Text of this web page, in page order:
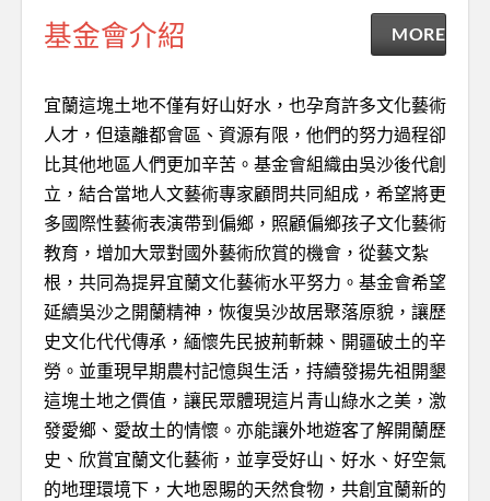
基金會介紹 MORE
宜蘭這塊土地不僅有好山好水，也孕育許多文化藝術
人才，但遠離都會區、資源有限，他們的努力過程卻
比其他地區人們更加辛苦。基金會組織由吳沙後代創
立，結合當地人文藝術專家顧問共同組成，希望將更
多國際性藝術表演帶到偏鄉，照顧偏鄉孩子文化藝術
教育，增加大眾對國外藝術欣賞的機會，從藝文紮
根，共同為提昇宜蘭文化藝術水平努力。基金會希望
延續吳沙之開蘭精神，恢復吳沙故居聚落原貌，讓歷
史文化代代傳承，緬懷先民披荊斬棘、開疆破土的辛
勞。並重現早期農村記憶與生活，持續發揚先祖開墾
這塊土地之價值，讓民眾體現這片青山綠水之美，激
發愛鄉、愛故土的情懷。亦能讓外地遊客了解開蘭歷
史、欣賞宜蘭文化藝術，並享受好山、好水、好空氣
的地理環境下，大地恩賜的天然食物，共創宜蘭新的